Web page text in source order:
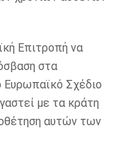
Επιτροπή να
στα
Σχέδιο
με τα κράτη
αυτών των